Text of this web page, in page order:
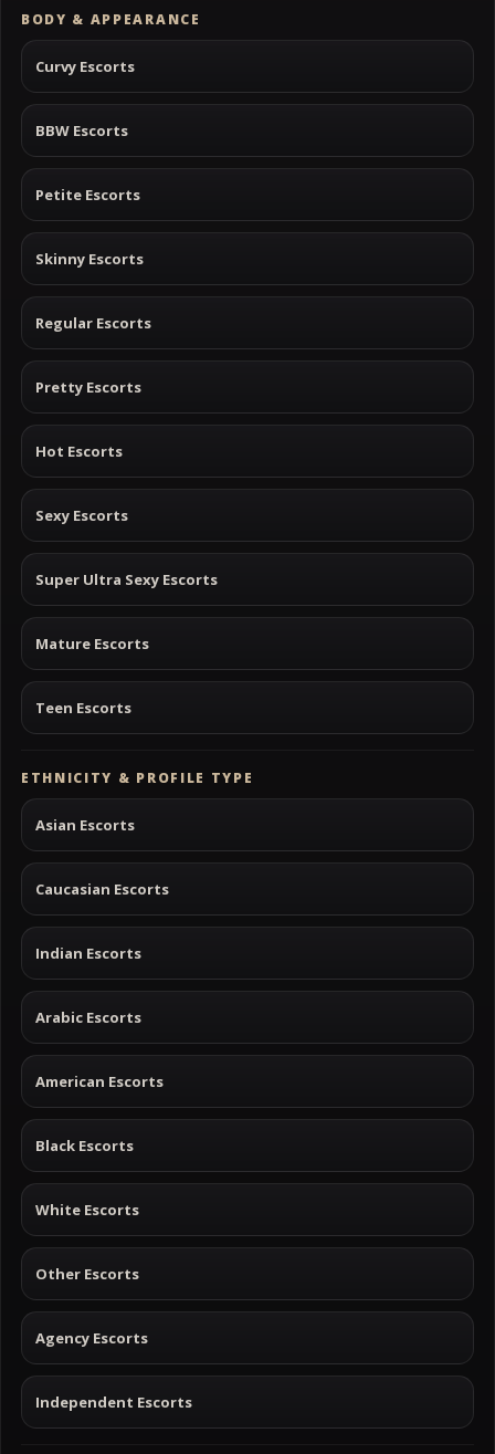
BODY & APPEARANCE
Curvy Escorts
BBW Escorts
Petite Escorts
Skinny Escorts
Regular Escorts
Pretty Escorts
Hot Escorts
Sexy Escorts
Super Ultra Sexy Escorts
Mature Escorts
Teen Escorts
ETHNICITY & PROFILE TYPE
Asian Escorts
Caucasian Escorts
Indian Escorts
Arabic Escorts
American Escorts
Black Escorts
White Escorts
Other Escorts
Agency Escorts
Independent Escorts